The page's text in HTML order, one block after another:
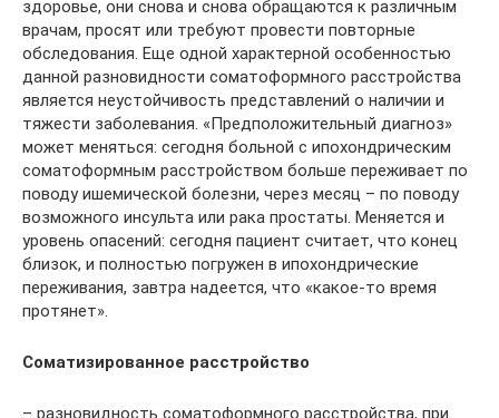
здоровье, они снова и снова обращаются к различным
врачам, просят или требуют провести повторные
обследования. Еще одной характерной особенностью
данной разновидности соматоформного расстройства
является неустойчивость представлений о наличии и
тяжести заболевания. «Предположительный диагноз»
может меняться: сегодня больной с ипохондрическим
соматоформным расстройством больше переживает по
поводу ишемической болезни, через месяц – по поводу
возможного инсульта или рака простаты. Меняется и
уровень опасений: сегодня пациент считает, что конец
близок, и полностью погружен в ипохондрические
переживания, завтра надеется, что «какое-то время
протянет».
Соматизированное расстройство
– разновидность соматоформного расстройства, при